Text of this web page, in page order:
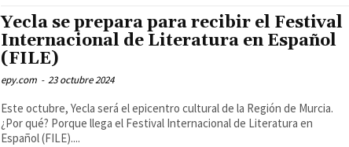
Yecla se prepara para recibir el Festival
Internacional de Literatura en Español
(FILE)
epy.com - 23 octubre 2024
Este octubre, Yecla será el epicentro cultural de la Región de Murcia.
¿Por qué? Porque llega el Festival Internacional de Literatura en
Español (FILE)....